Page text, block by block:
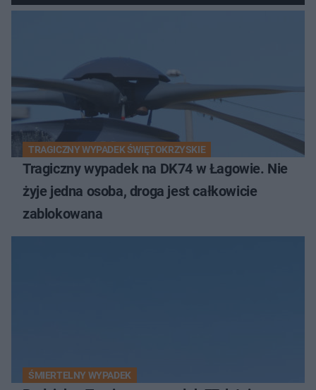
TRAGICZNY WYPADEK ŚWIĘTOKRZYSKIE
Tragiczny wypadek na DK74 w Łagowie. Nie
żyje jedna osoba, droga jest całkowicie
zablokowana
ŚMIERTELNY WYPADEK